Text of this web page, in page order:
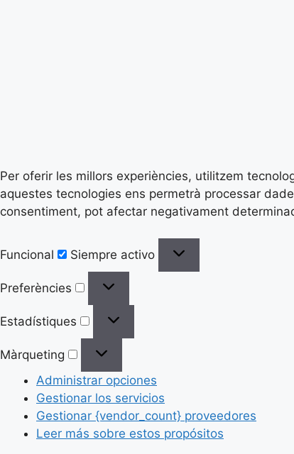
Per oferir les millors experiències, utilitzem
aquestes tecnologies ens permetrà processar
consentiment, pot afectar negativament
Funcional Siempre activo
Preferències
Estadístiques
Màrqueting
Administrar opciones
Gestionar los servicios
Gestionar {vendor_count} proveedores
Leer más sobre estos propósitos